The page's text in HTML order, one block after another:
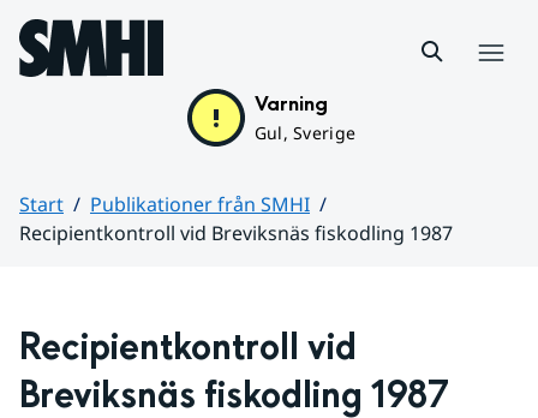
Hoppa till sidans innehåll
Varning
Gul, Sverige
Start
Publikationer från SMHI
Recipientkontroll vid Breviksnäs fiskodling 1987
Recipientkontroll vid
Breviksnäs fiskodling 1987